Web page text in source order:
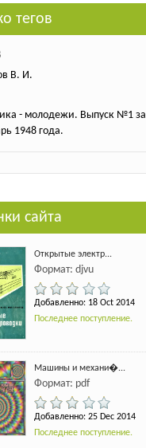
тегов
В. И.
- молодежи. Выпуск №1 за
1948 года.
сайта
Открытые электр...
Формат: djvu
Добавленно: 18 Oct 2014
Последнее поступление.
Машины и механи�...
Формат: pdf
Добавленно: 25 Dec 2014
Последнее поступление.